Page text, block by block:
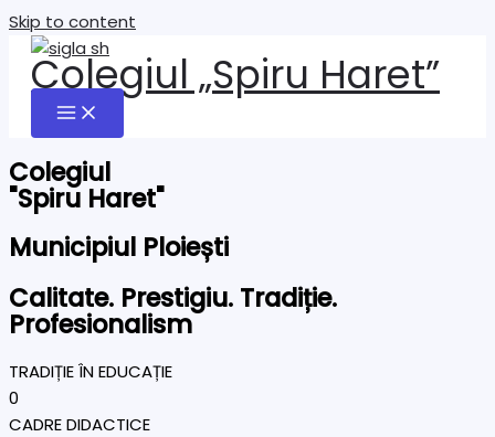
Skip to content
Colegiul „Spiru Haret”
Colegiul
"Spiru Haret"
Municipiul Ploiești
Calitate. Prestigiu. Tradiție.
Profesionalism
TRADIȚIE ÎN EDUCAȚIE
0
CADRE DIDACTICE